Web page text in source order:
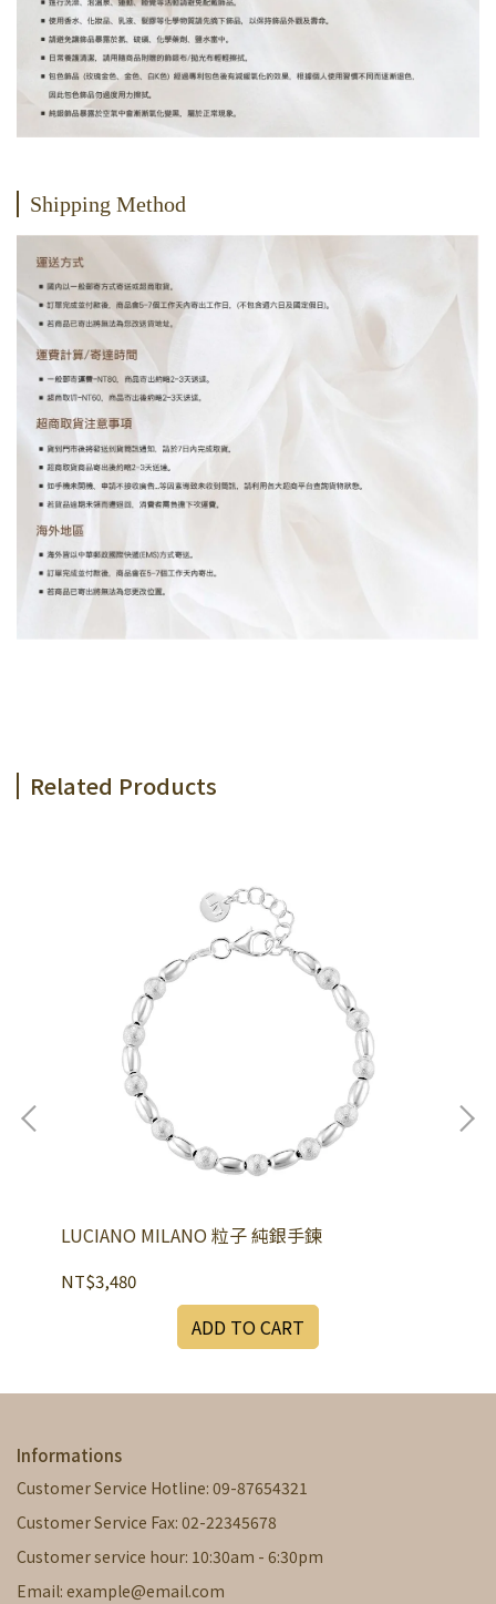
Shipping Method
Related Products
LUCIANO MILANO 粒子 純銀手鍊
NT$3,480
ADD TO CART
Informations
Customer Service Hotline: 09-87654321
Customer Service Fax: 02-22345678
Customer service hour: 10:30am - 6:30pm
Email: example@email.com